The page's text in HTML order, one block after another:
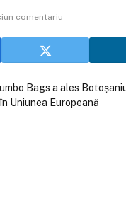
comentariu